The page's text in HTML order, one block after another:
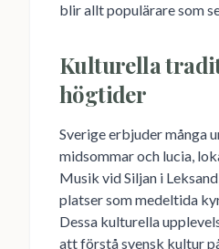
blir allt populärare som
Kulturella
högtider
Sverige erbjuder många
midsommar och lucia,
Musik vid Siljan i
platser som medeltida
Dessa kulturella
att förstå svensk kultur